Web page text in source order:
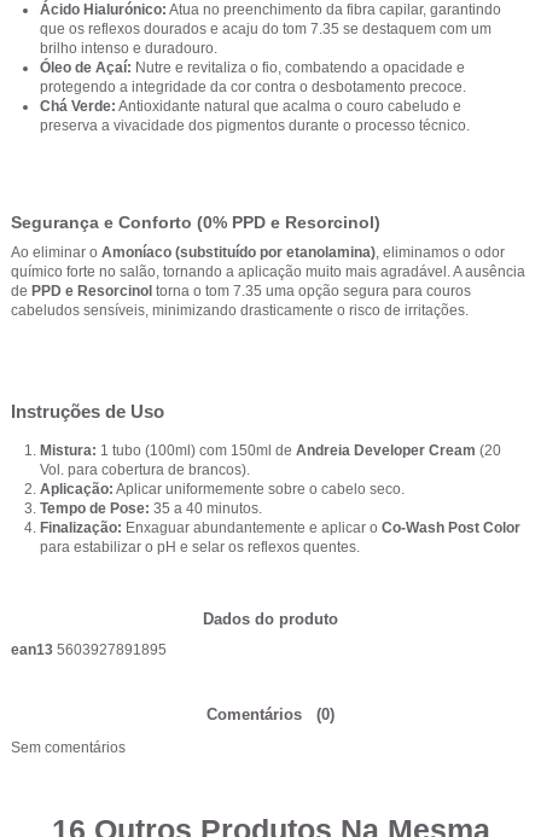
Ácido Hialurónico: Atua no preenchimento da fibra capilar, garantindo
que os reflexos dourados e acaju do tom 7.35 se destaquem com um
brilho intenso e duradouro.
Óleo de Açaí: Nutre e revitaliza o fio, combatendo a opacidade e
protegendo a integridade da cor contra o desbotamento precoce.
Chá Verde: Antioxidante natural que acalma o couro cabeludo e
preserva a vivacidade dos pigmentos durante o processo técnico.
Segurança e Conforto (0% PPD e Resorcinol)
Ao eliminar o Amoníaco (substituído por etanolamina), eliminamos o odor
químico forte no salão, tornando a aplicação muito mais agradável. A ausência
de PPD e Resorcinol torna o tom 7.35 uma opção segura para couros
cabeludos sensíveis, minimizando drasticamente o risco de irritações.
Instruções de Uso
Mistura: 1 tubo (100ml) com 150ml de Andreia Developer Cream (20
Vol. para cobertura de brancos).
Aplicação: Aplicar uniformemente sobre o cabelo seco.
Tempo de Pose: 35 a 40 minutos.
Finalização: Enxaguar abundantemente e aplicar o Co-Wash Post Color
para estabilizar o pH e selar os reflexos quentes.
Dados do produto
ean13 5603927891895
Comentários (0)
Sem comentários
16 Outros Produtos Na Mesma